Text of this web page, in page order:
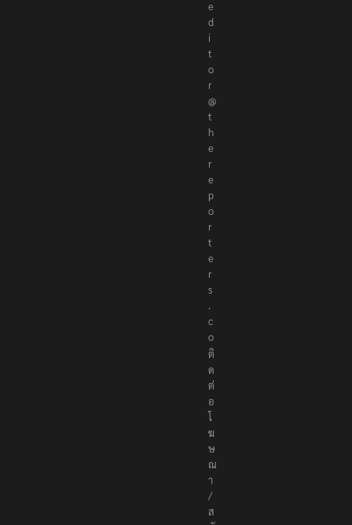
e
d
i
t
o
r
@
t
h
e
r
e
p
o
r
t
e
r
s
.
c
o
ติ
ด
ต่
อ
โ
ฆ
ษ
ณ
า
/
ส